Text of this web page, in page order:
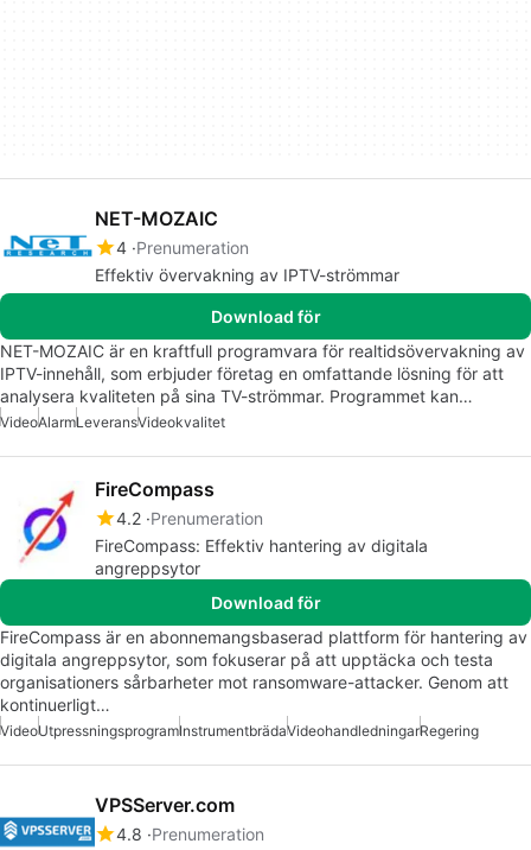
NET-MOZAIC
4 Prenumeration
Effektiv övervakning av IPTV-strömmar
Download för
NET-MOZAIC är en kraftfull programvara för realtidsövervakning av
IPTV-innehåll, som erbjuder företag en omfattande lösning för att
analysera kvaliteten på sina TV-strömmar. Programmet kan…
VideoAlarmLeveransVideokvalitet
FireCompass
4.2 Prenumeration
FireCompass: Effektiv hantering av digitala
angreppsytor
Download för
FireCompass är en abonnemangsbaserad plattform för hantering av
digitala angreppsytor, som fokuserar på att upptäcka och testa
organisationers sårbarheter mot ransomware-attacker. Genom att
kontinuerligt…
VideoUtpressningsprogramInstrumentbrädaVideohandledningarRegering
VPSServer.com
4.8 Prenumeration